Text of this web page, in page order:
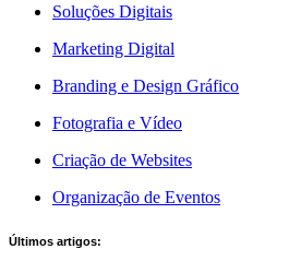
Soluções Digitais
Marketing Digital
Branding e Design Gráfico
Fotografia e Vídeo
Criação de Websites
Organização de Eventos
Últimos artigos: